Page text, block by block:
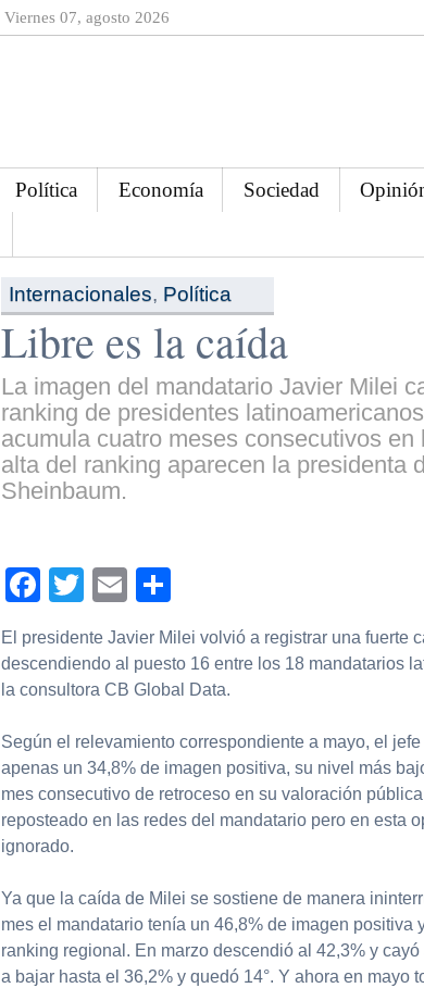
Viernes 07, agosto 2026
Política Economía Sociedad
Internacionales, Política
Libre es la caída
La imagen del mandatario Javier Milei
ranking de presidentes
acumula cuatro meses consecutivos en
alta del ranking aparecen la presidenta
Sheinbaum.
Facebook
TwitterEmail
El presidente Javier Milei volvió a registrar una fuerte
descendiendo al puesto 16 entre los 18 mandatarios
la consultora CB Global Data.
Según el relevamiento correspondiente a mayo, el
apenas un 34,8% de imagen positiva, su nivel más
mes consecutivo de retroceso en su valoración
reposteado en las redes del mandatario pero en esta
ignorado.
Ya que la caída de Milei se sostiene de manera
mes el mandatario tenía un 46,8% de imagen positiva
ranking regional. En marzo descendió al 42,3% y
a bajar hasta el 36,2% y quedó 14°. Y ahora en mayo